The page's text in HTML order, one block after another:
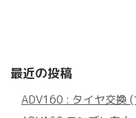
最近の投稿
ADV160 : タイヤ交換